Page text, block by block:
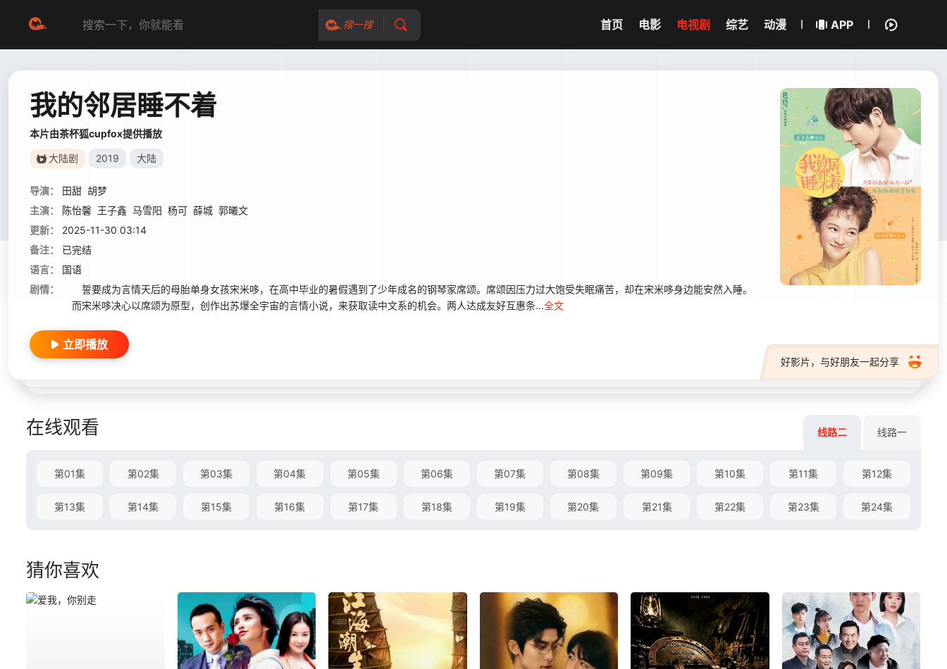
搜一搜 首页 电影 电视剧 综艺 动漫 APP
我的邻居睡不着
本片由茶杯狐cupfox提供播放
大陆剧 2019 大陆
导演： 田甜 胡梦
主演：
陈怡馨 王子鑫 马雪阳 杨可 薛城 郭曦文
更新：
2025-11-30 03:14
备注：
已完结
语言：
国语
剧情：
誓要成为言情天后的母胎单身女孩宋米哆，在高中毕业的暑假遇到了少年成名的钢琴家席颂。席颂因压力过大饱受失眠痛苦，却在宋米哆身边能安然入睡。
而宋米哆决心以席颂为原型，创作出苏爆全宇宙的言情小说，来获取读中文系的机会。两人达成友好互惠条...全文
好影片，与好朋友一起分享
立即播放
在线观看 线路二 线路一
第01集 第02集 第03集 第04集 第05集 第06集 第07集 第08集 第09集 第10集 第11集 第12集
第13集 第14集 第15集 第16集 第17集 第18集 第19集 第20集 第21集 第22集 第23集 第24集
猜你喜欢